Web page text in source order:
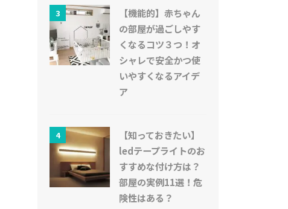
3
【機能的】赤ちゃん
の部屋が過ごしやす
くなるコツ３つ！オ
シャレで安全かつ使
いやすくなるアイデ
ア
4
【知っておきたい】
ledテープライトのお
すすめな付け方は？
部屋の実例11選！危
険性はある？